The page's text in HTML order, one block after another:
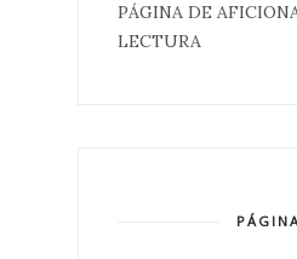
PÁGINA DE
LECTURA